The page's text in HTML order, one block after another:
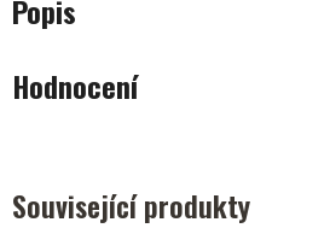
Popis
Hodnocení
Související produkty